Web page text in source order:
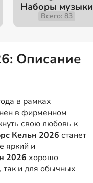
Наборы музыки
Всего: 83
Описание
в рамках
в фирменном
свою любовь к
Кельн 2026 станет
яркий и
2026 хорошо
так и для обычных